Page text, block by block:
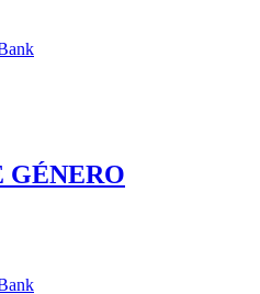
GÉNERO